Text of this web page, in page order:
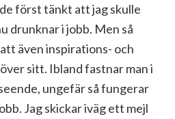
först tänkt att jag skulle
drunknar i jobb. Men så
även inspirations- och
sitt. Ibland fastnar man i
ungefär så fungerar
Jag skickar iväg ett mejl